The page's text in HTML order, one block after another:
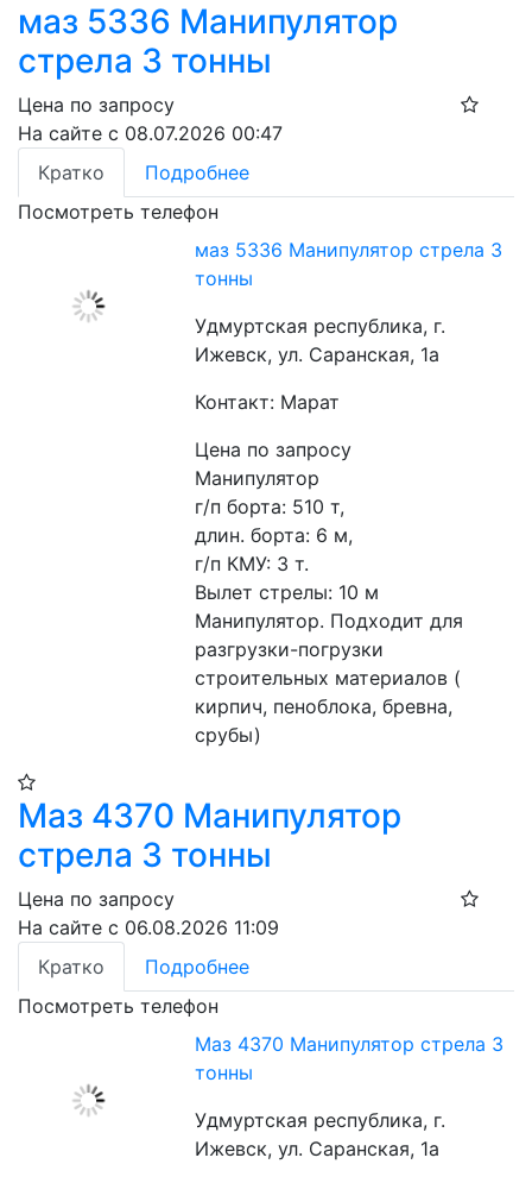
маз 5336 Манипулятор
стрела 3 тонны
Цена по запросу
На сайте с 08.07.2026 00:47
Кратко
Подробнее
Посмотреть телефон
маз 5336 Манипулятор стрела 3
тонны
Удмуртская республика, г.
Ижевск, ул. Саранская, 1а
Контакт: Марат
Цена по запросу
Манипулятор
г/п борта: 510 т,
длин. борта: 6 м,
г/п КМУ: 3 т.
Вылет стрелы: 10 м
Манипулятор. Подходит для
разгрузки-погрузки
строительных материалов (
кирпич, пеноблока, бревна,
срубы)
Маз 4370 Манипулятор
стрела 3 тонны
Цена по запросу
На сайте с 06.08.2026 11:09
Кратко
Подробнее
Посмотреть телефон
Маз 4370 Манипулятор стрела 3
тонны
Удмуртская республика, г.
Ижевск, ул. Саранская, 1а